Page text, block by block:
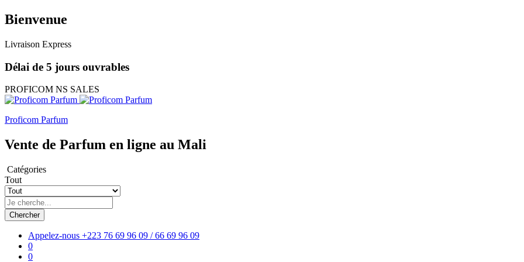
Bienvenue
Livraison Express
Délai de 5 jours ouvrables
PROFICOM NS SALES
Proficom Parfum
Vente de Parfum en ligne au Mali
Catégories
Tout
Chercher
Appelez-nous +223 76 69 96 09 / 66 69 96 09
0
0